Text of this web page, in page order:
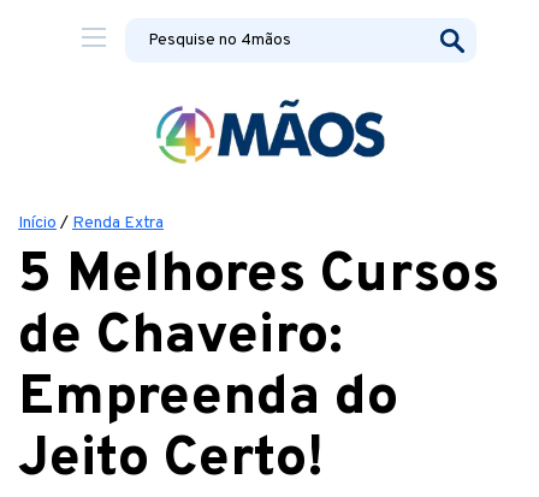
Início / Renda Extra
5 Melhores Cursos
de Chaveiro:
Empreenda do
Jeito Certo!